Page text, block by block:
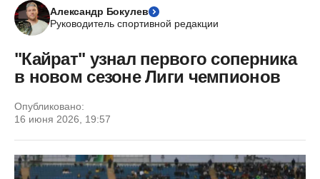
Александр Бокулев
Руководитель спортивной редакции
"Кайрат" узнал первого соперника
в новом сезоне Лиги чемпионов
Опубликовано:
16 июня 2026, 19:57